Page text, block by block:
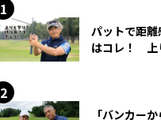
パットで距
はコレ！ 上
「バンカー